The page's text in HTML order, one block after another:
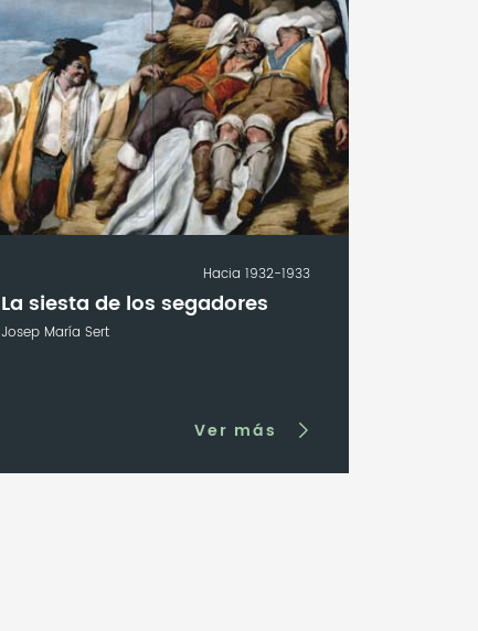
Hacia 1932-1933
La siesta de los segadores
Josep María Sert
Ver más